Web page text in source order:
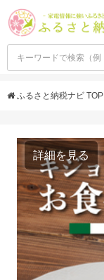
ふるさと納税ナビ TOP
詳細を見る